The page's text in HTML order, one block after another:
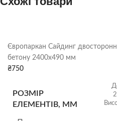
Європаркан Сайдинг
бетону 2400х490 мм
₴750
РОЗМІР
ЕЛЕМЕНТІВ, ММ